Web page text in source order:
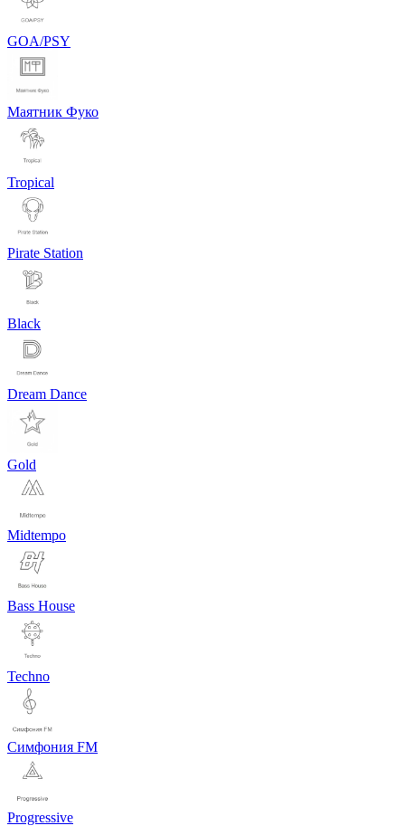
GOA/PSY
Маятник Фуко
Tropical
Pirate Station
Black
Dream Dance
Gold
Midtempo
Bass House
Techno
Симфония FM
Progressive